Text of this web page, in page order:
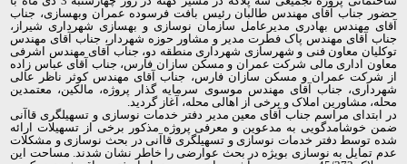
حضور جناب آقای مهندس طالبان رئیس بافت فرسوده عمران وبهسازی، جناب
آقای مهندس بهادری مدیرعامل سازمان نوسازی و بهسازی شهرداری شیراز،
جناب آقای مهندس پاک فطرت مدیر و مشاور حوزه شهردار، جناب آقای مهندس
توکلیان معاون فنی و شهرسازی شهرداری منطقه دو، جناب آقای مهندس اشرفی
معاون اداری مالی شرکت عمران و مسکن سازان فارس، جناب آقای عباس زاده
از شرکت عمران و مسکن سازان فارس، جناب آقای مهندس کوثر ناظر عالی
شهرداری، جناب آقای مهندس موسوی سرمایه گذار پروژه، مالکین، معتمدین
محله، مشاورین املاک و برخی از اهالی محله، آغاز گردید.
در ابتدای مراسم جناب آقای معین مدیر دفتر خدمات نوسازی و تسهیلگری قاآنی
ضمن خوشامدگویی به مدعوین و معرفی پروژه مذکور برخی از تسهیلات ارائه
شده توسط دفتر خدمات نوسازی و تسهیلگری قاآنی در بحث نوسازی و مشکلات
عدم تمایل به نوسازی بویژه در بحث عوارضی را خاطر نشان شدند. مساحت این